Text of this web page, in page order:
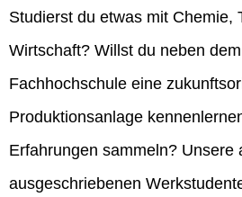
Studierst du etwas mit Chemie,
Wirtschaft? Willst du neben
Fachhochschule eine
Produktionsanlage
Erfahrungen sammeln? Unsere
ausgeschriebenen